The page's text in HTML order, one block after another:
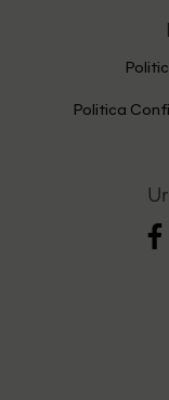
Politica